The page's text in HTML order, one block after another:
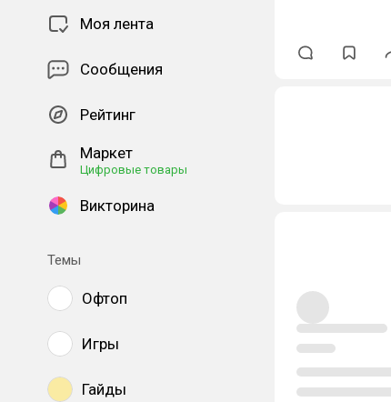
Моя лента
Сообщения
Рейтинг
Маркет
Цифровые товары
Викторина
Темы
Офтоп
Игры
Гайды